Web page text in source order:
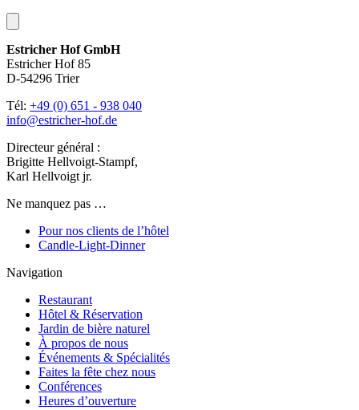
Estricher Hof GmbH
Estricher Hof 85
D-54296 Trier
Tél: +49 (0) 651 - 938 040
info@estricher-hof.de
Directeur général :
Brigitte Hellvoigt-Stampf,
Karl Hellvoigt jr.
Ne manquez pas …
Pour nos clients de l’hôtel
Candle-Light-Dinner
Navigation
Restaurant
Hôtel & Réservation
Jardin de bière naturel
À propos de nous
Événements & Spécialités
Faites la fête chez nous
Conférences
Heures d’ouverture